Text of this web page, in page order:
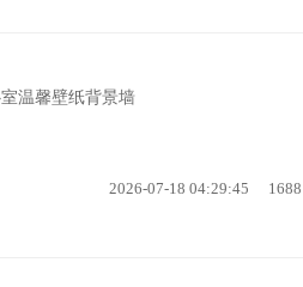
温馨壁纸背景墙
2026-07-18 04:29:45 1688